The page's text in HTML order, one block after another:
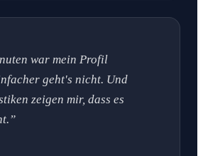
war mein Profil
geht's nicht. Und
zeigen mir, dass es